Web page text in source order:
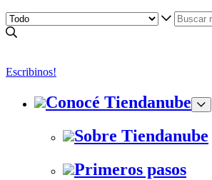
Escribinos!
Conocé Tiendanube
Sobre Tiendanube
Primeros pasos